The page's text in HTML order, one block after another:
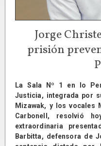
Jorge
prisión
La Sala Nº 1 en lo
Justicia, integrada por
Mizawak, y los vocales
Carbonell, resolvió
extraordinaria
Barbitta, defensora de